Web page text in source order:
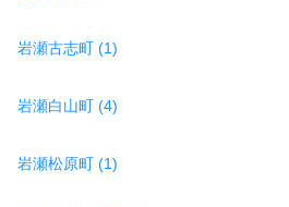
岩瀬古志町 (1)
岩瀬白山町 (4)
岩瀬松原町 (1)